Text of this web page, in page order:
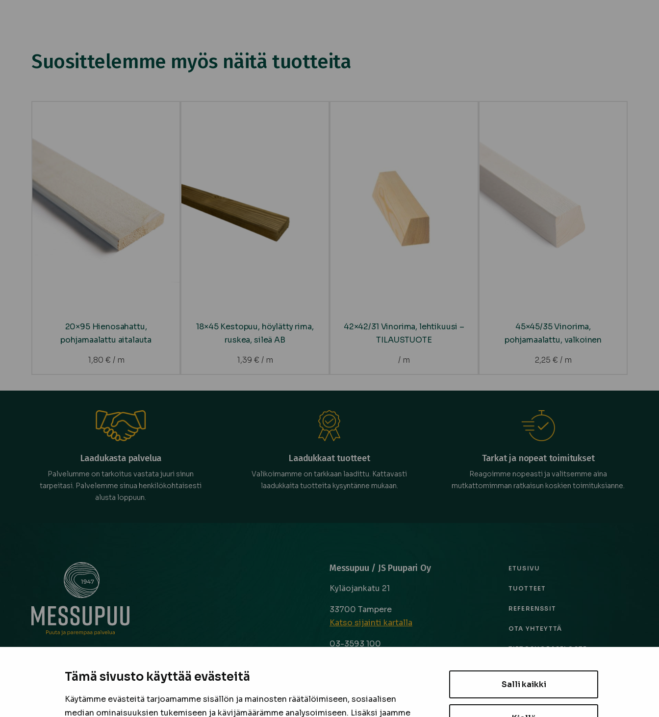
Tämä sivusto käyttää evästeitä
Käytämme evästeitä tarjoamamme sisällön ja mainosten räätälöimiseen, sosiaalisen
median ominaisuuksien tukemiseen ja kävijämäärämme analysoimiseen. Lisäksi jaamme
Salli kaikki
Suosittelemme myös näitä tuotteita
20×95 Hienosahattu,
pohjamaalattu aitalauta
1,80 € / m
18×45 Kestopuu, höylätty rima,
ruskea, sileä AB
1,39 € / m
42×42/31 Vinorima, lehtikuusi –
TILAUSTUOTE
/ m
45×45/35 Vinorima,
pohjamaalattu, valkoinen
2,25 € / m
Laadukasta palvelua
Palvelumme on tarkoitus vastata juuri sinun
tarpeitasi. Palvelemme sinua henkilökohtaisesti
alusta loppuun.
Laadukkaat tuotteet
Valikoimamme on tarkkaan laadittu. Kattavasti
laadukkaita tuotteita kysyntänne mukaan.
Tarkat ja nopeat toimitukset
Reagoimme nopeasti ja valitsemme aina
mutkattomimman ratkaisun koskien toimituksianne.
neuvonantaja Pirkanmaalla jo vuodesta 1947. Oli kyse sitten
suurista hankkeista tai pienestä pintaremontista, laaja ja
laadukas valikoima sekä asiantunteva henkilökunta ovat
valmiina tarjoamaan parhaan puutavaran jokaiseen
Messupuu / JS Puupari Oy
Kyläojankatu 21
33700 Tampere
Katso sijainti kartalla
03-3593 100
la 9-14
ETUSIVU
TUOTTEET
REFERENSSIT
OTA YHTEYTTÄ
TIETOSUOJASELOSTE
TILAUS- JA TOIMITUSEHDOT
EVÄSTEASETUKSET